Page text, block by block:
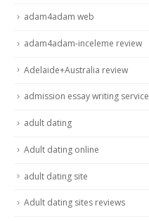
adam4adam web
adam4adam-inceleme review
Adelaide+Australia review
admission essay writing service
adult dating
Adult dating online
adult dating site
Adult dating sites reviews